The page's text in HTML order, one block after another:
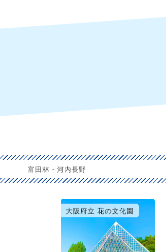
富田林・河内長野
大阪府立 花の文化園